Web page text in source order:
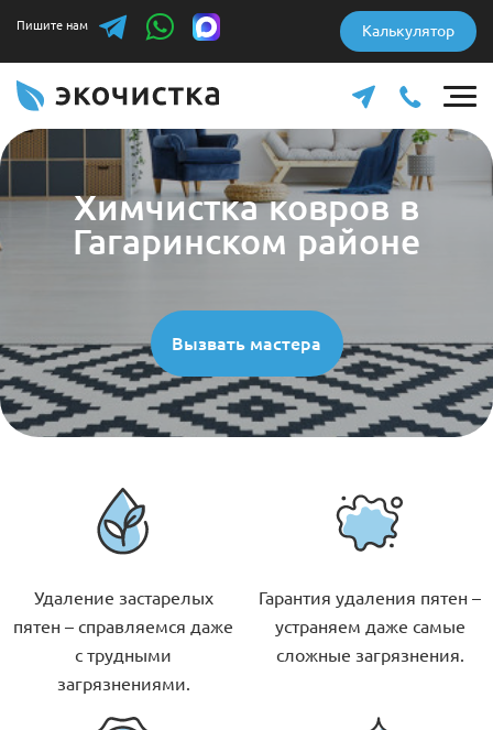
Пишите нам Калькулятор
Химчистка ковров в
Гагаринском районе
Вызвать мастера
Удаление застарелых
пятен – справляемся даже
с трудными
загрязнениями.
Гарантия удаления пятен –
устраняем даже самые
сложные загрязнения.